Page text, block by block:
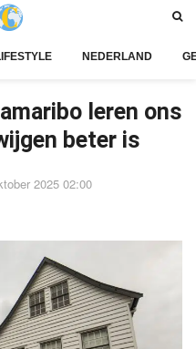
NEDERLAND
leren ons
beter is
2025 02:00